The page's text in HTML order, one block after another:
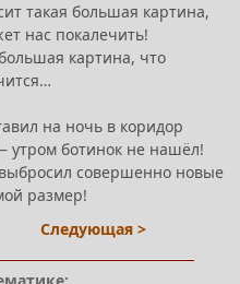
такая большая картина,
нас покалечить!
картина, что
на ночь в коридор
утром ботинок не нашёл!
совершенно новые
размер!
Следующая >